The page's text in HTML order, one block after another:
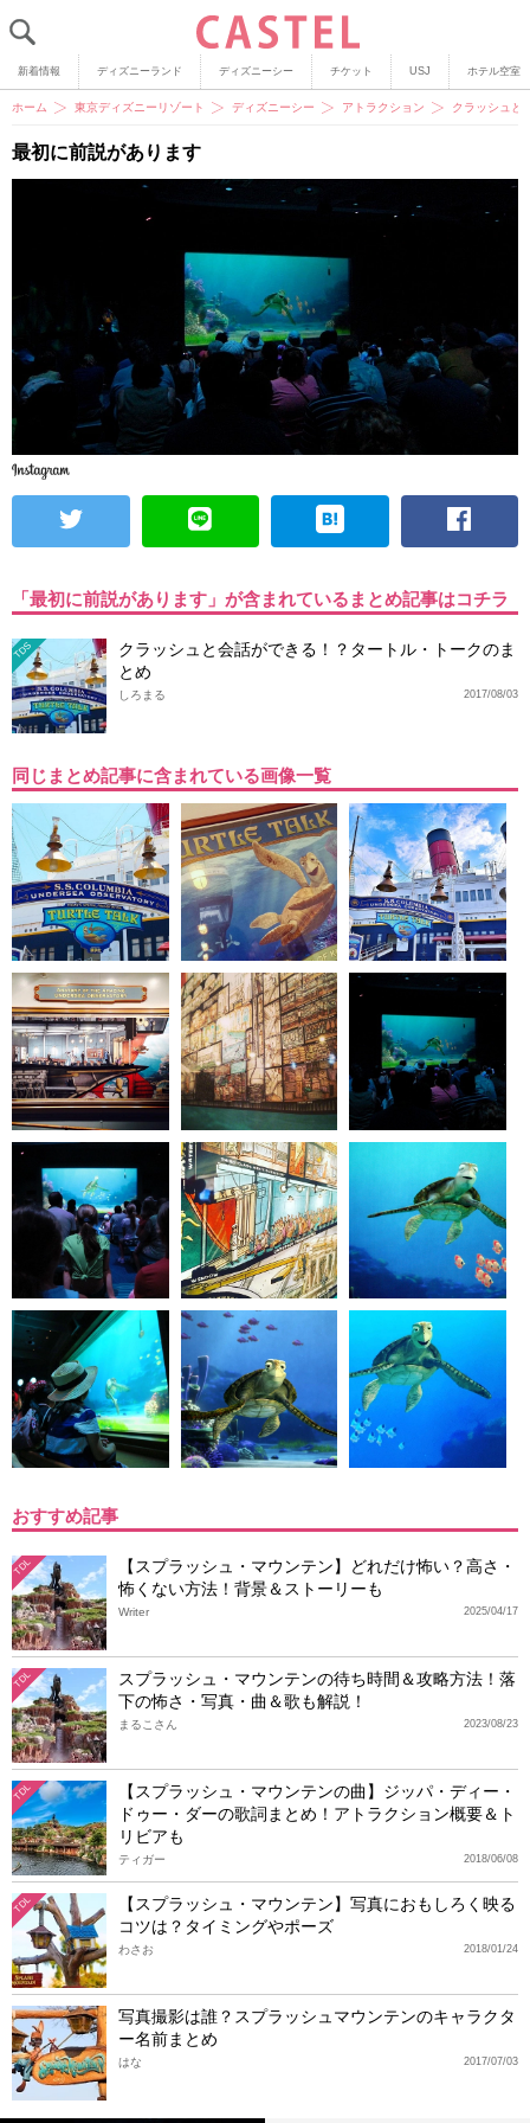
新着情報 ディズニーランド ディズニーシー チケット USJ ホテル空室
ホーム 東京ディズニーリゾート ディズニーシー アトラクション クラッシュと
最初に前説があります
「最初に前説があります」が含まれているまとめ記事はコチラ
TDS
クラッシュと会話ができる！？タートル・トークのま
とめ
2017/08/03
しろまる
同じまとめ記事に含まれている画像一覧
おすすめ記事
TDL
【スプラッシュ・マウンテン】どれだけ怖い？高さ・
怖くない方法！背景＆ストーリーも
2025/04/17
Writer
TDL
スプラッシュ・マウンテンの待ち時間＆攻略方法！落
下の怖さ・写真・曲＆歌も解説！
2023/08/23
まるこさん
TDL
【スプラッシュ・マウンテンの曲】ジッパ・ディー・
ドゥー・ダーの歌詞まとめ！アトラクション概要＆ト
リビアも
2018/06/08
ティガー
TDL
【スプラッシュ・マウンテン】写真におもしろく映る
コツは？タイミングやポーズ
2018/01/24
わさお
写真撮影は誰？スプラッシュマウンテンのキャラクタ
ー名前まとめ
2017/07/03
はな